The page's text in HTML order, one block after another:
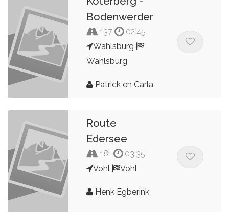
Bodenwerder
137
02:45
Wahlsburg
Wahlsburg
Patrick en Carla
Route
Edersee
181
03:35
Vöhl
Vöhl
Henk Egberink